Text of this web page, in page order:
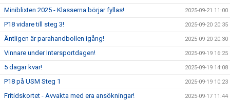
Miniblixten 2025 - Klasserna börjar fyllas! 2025-09-21 11:00
P18 vidare till steg 3! 2025-09-20 20:35
Äntligen är parahandbollen igång! 2025-09-20 20:30
Vinnare under Intersportdagen! 2025-09-19 16:25
5 dagar kvar! 2025-09-19 14:08
P18 på USM Steg 1 2025-09-19 10:23
Fritidskortet - Avvakta med era ansökningar! 2025-09-17 11:44